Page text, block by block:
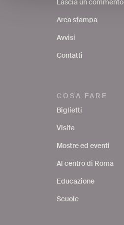
Lascia un commento
Area stampa
Avvisi
Contatti
COSA FARE
Biglietti
Visita
Mostre ed eventi
Al centro di Roma
Educazione
Scuole